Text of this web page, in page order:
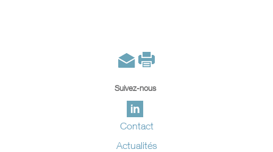
Suivez-nous
Contact
Actualités